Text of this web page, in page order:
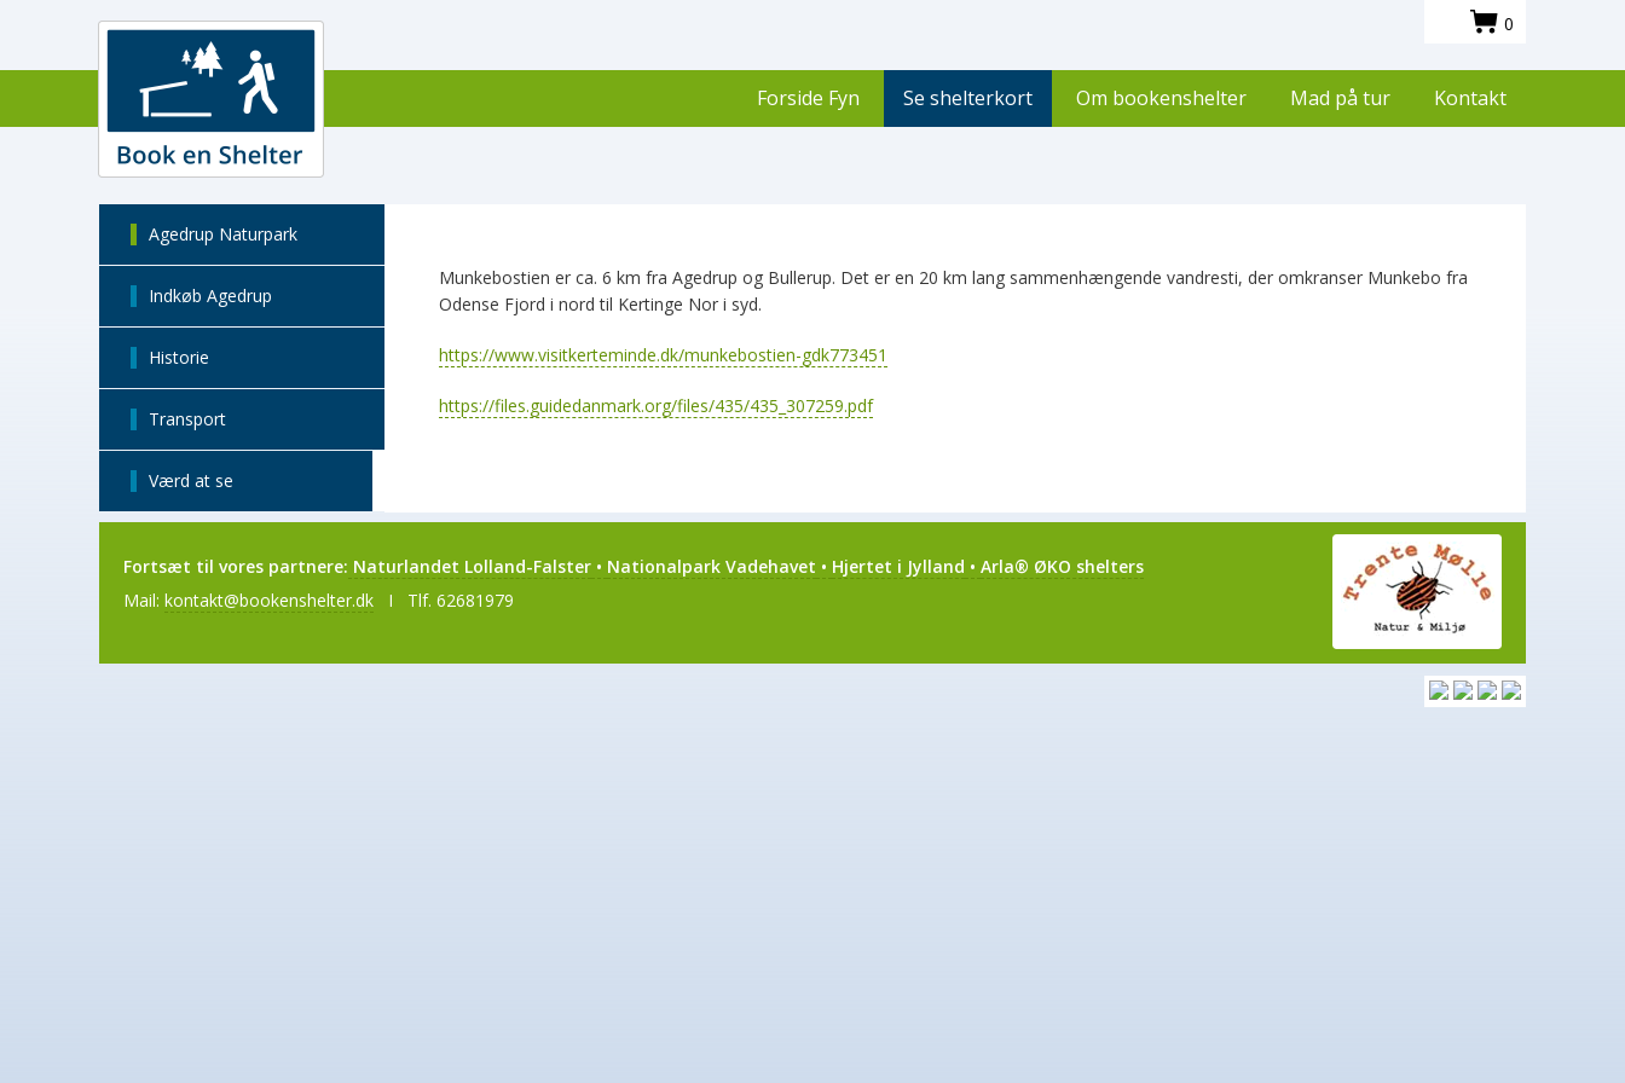
0
Forside Fyn Se shelterkort Om bookenshelter Mad på tur Kontakt
Agedrup Naturpark
Indkøb Agedrup
Historie
Transport
Værd at se
Munkebostien er ca. 6 km fra Agedrup og Bullerup. Det er en 20 km lang sammenhængende vandresti, der omkranser Munkebo fra
Odense Fjord i nord til Kertinge Nor i syd.
https://www.visitkerteminde.dk/munkebostien-gdk773451
https://files.guidedanmark.org/files/435/435_307259.pdf
Fortsæt til vores partnere: Naturlandet Lolland-Falster • Nationalpark Vadehavet • Hjertet i Jylland • Arla® ØKO shelters
Mail: kontakt@bookenshelter.dk I Tlf. 62681979